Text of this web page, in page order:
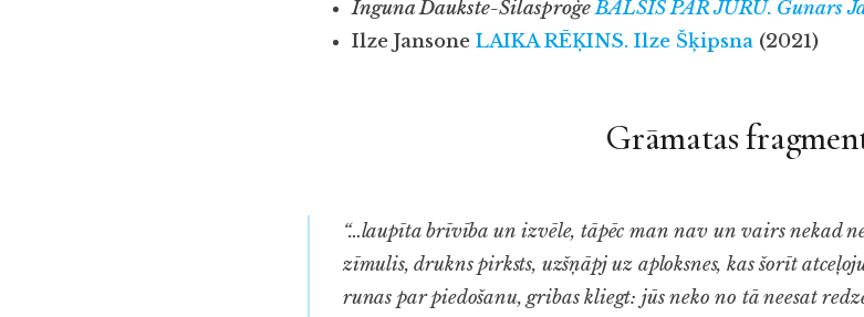
Inguna Daukste-SilasproģeBALSIS PĀR JŪRU. Gunars
Ilze Jansone LAIKA RĒĶINS. Ilze Šķipsna (2021)
Grāmatas
“…laupīta brīvība un izvēle, tāpēc man nav un vairs nekad
zīmulis, drukns pirksts, uzšņāpj uz aploksnes, kas šorīt
runas par piedošanu, gribas kliegt: jūs neko no tā neesat